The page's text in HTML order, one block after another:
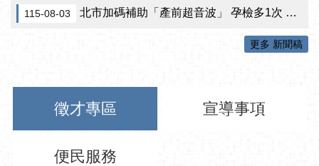
115-08-03 北市加碼補助「產前超音波」 孕檢多1次 準媽咪「超」安心！
更多 新聞稿
徵才專區 宣導事項
便民服務